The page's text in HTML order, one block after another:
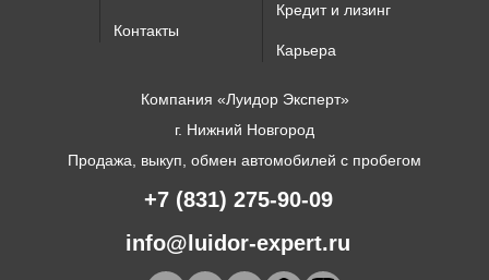
Контакты
Кредит и лизинг
Карьера
Компания «Луидор Эксперт»
г. Нижний Новгород
Продажа, выкуп, обмен автомобилей с пробегом
+7 (831) 275-90-09
info@luidor-expert.ru